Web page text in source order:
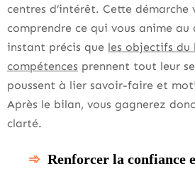
centres d’intérêt. Cette démarche
comprendre ce qui vous anime au
instant précis que les objectifs du
compétences prennent tout leur
poussent à lier savoir-faire et
Après le bilan, vous gagnerez
clarté.
Renforcer la confiance